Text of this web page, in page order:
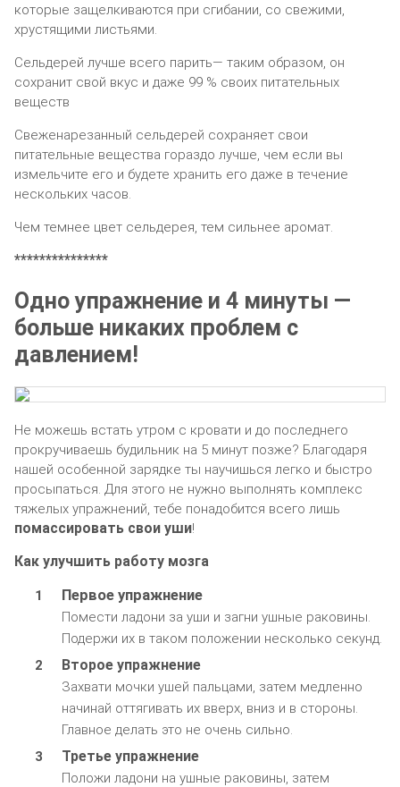
которые защелкиваются при сгибании, со свежими,
хрустящими листьями.
Сельдерей лучше всего парить— таким образом, он
сохранит свой вкус и даже 99 % своих питательных
веществ
Свеженарезанный сельдерей сохраняет свои
питательные вещества гораздо лучше, чем если вы
измельчите его и будете хранить его даже в течение
нескольких часов.
Чем темнее цвет сельдерея, тем сильнее аромат.
***************
Одно упражнение и 4 минуты —
больше никаких проблем с
давлением!
Не можешь встать утром с кровати и до последнего
прокручиваешь будильник на 5 минут позже? Благодаря
нашей особенной зарядке ты научишься легко и быстро
просыпаться. Для этого не нужно выполнять комплекс
тяжелых упражнений, тебе понадобится всего лишь
помассировать свои уши!
Как улучшить работу мозга
Первое упражнение
Помести ладони за уши и загни ушные раковины.
Подержи их в таком положении несколько секунд.
Второе упражнение
Захвати мочки ушей пальцами, затем медленно
начинай оттягивать их вверх, вниз и в стороны.
Главное делать это не очень сильно.
Третье упражнение
Положи ладони на ушные раковины, затем